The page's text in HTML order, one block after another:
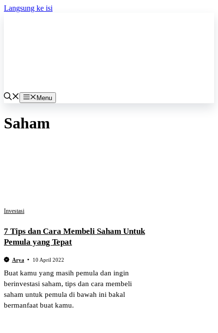
Langsung ke isi
Menu
Saham
Investasi
7 Tips dan Cara Membeli Saham Untuk
Pemula yang Tepat
Arya 10 April 2022
Buat kamu yang masih pemula dan ingin
berinvestasi saham, tips dan cara membeli
saham untuk pemula di bawah ini bakal
bermanfaat buat kamu.